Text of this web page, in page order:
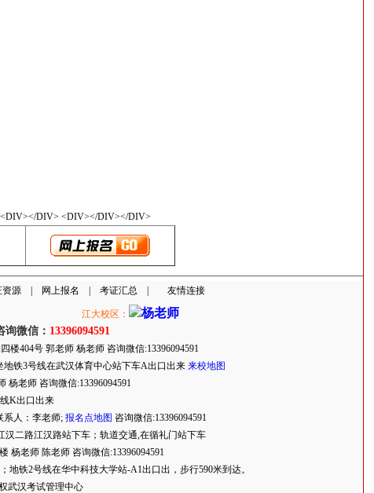
<DIV></DIV> <DIV></DIV></DIV>
资源| 网上报名 考证汇总 友情连接
江大校区：
询微信： 13396094591
楼404号 郭老师 杨老师 咨询微信:13396094591
地铁3号线在武汉体育中心站下车A出口出来 来校地图
杨老师 咨询微信:13396094591
K出口出来
系人：李老师; 报名点地图 咨询微信:13396094591
汉二路江汉路站下车；轨道交通,在循礼门站下车
杨老师 陈老师 咨询微信:13396094591
地铁2号线在华中科技大学站-A1出口出，步行590米到达。
武汉考试管理中心